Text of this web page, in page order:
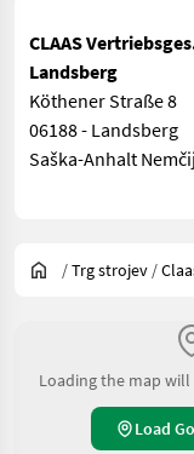
CLAAS
Landsberg
Köthener Straße 8
06188 - Landsberg
Saška-Anhalt
/Trg strojev /
Loading the map
Load